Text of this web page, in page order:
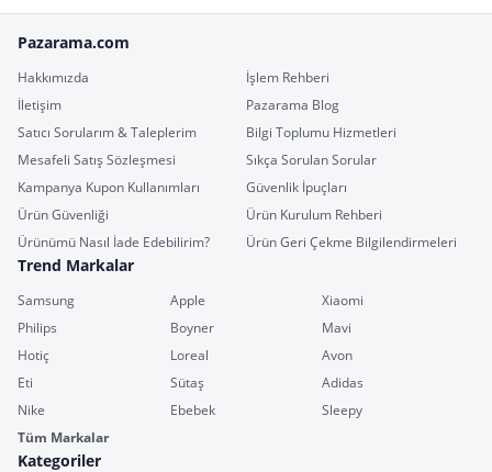
Pazarama.com
Hakkımızda
İşlem Rehberi
İletişim
Pazarama Blog
Satıcı Sorularım & Taleplerim
Bilgi Toplumu Hizmetleri
Mesafeli Satış Sözleşmesi
Sıkça Sorulan Sorular
Kampanya Kupon Kullanımları
Güvenlik İpuçları
Ürün Güvenliği
Ürün Kurulum Rehberi
Ürünümü Nasıl İade Edebilirim?
Ürün Geri Çekme Bilgilendirmeleri
Trend Markalar
Samsung Apple
Xiaomi
Philips
Boyner
Mavi
Hotiç
Loreal
Avon
Eti
Sütaş
Adidas
Nike
Ebebek
Sleepy
Tüm Markalar
Kategoriler